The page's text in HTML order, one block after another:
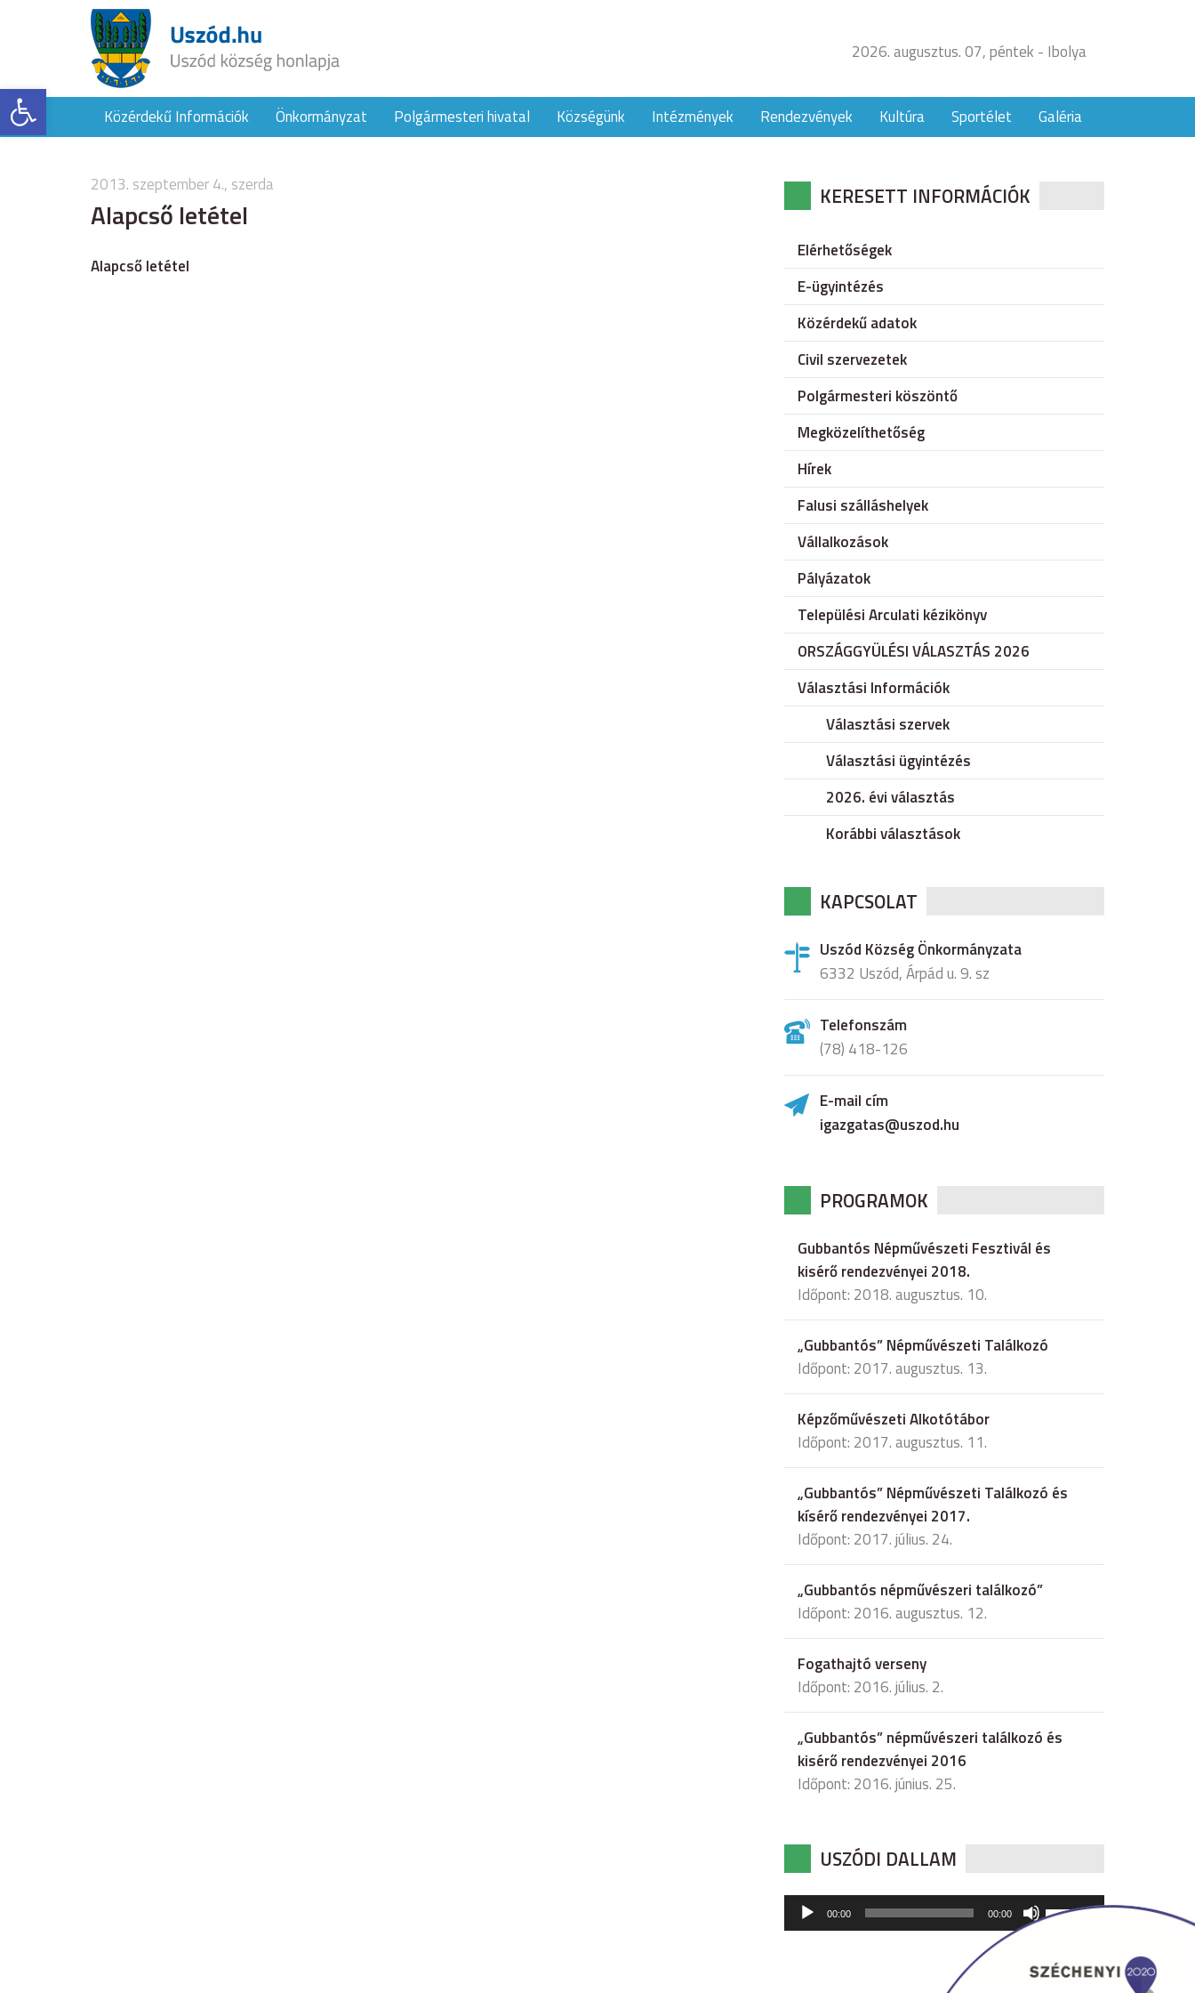
Eszköztár megnyitása
2026. augusztus. 07, péntek - Ibolya
Közérdekű Információk Önkormányzat Polgármesteri hivatal Községünk Intézmények Rendezvények Kultúra Sportélet Galéria
2013. szeptember 4., szerda
Alapcső letétel
Alapcső letétel
KERESETT INFORMÁCIÓK
Elérhetőségek
E-ügyintézés
Közérdekű adatok
Civil szervezetek
Polgármesteri köszöntő
Megközelíthetőség
Hírek
Falusi szálláshelyek
Vállalkozások
Pályázatok
Települési Arculati kézikönyv
ORSZÁGGYÜLÉSI VÁLASZTÁS 2026
Választási Információk
Választási szervek
Választási ügyintézés
2026. évi választás
Korábbi választások
KAPCSOLAT
Uszód Község Önkormányzata
6332 Uszód, Árpád u. 9. sz
Telefonszám
(78) 418-126
E-mail cím
igazgatas@uszod.hu
PROGRAMOK
Gubbantós Népművészeti Fesztivál és
kisérő rendezvényei 2018.
Időpont: 2018. augusztus. 10.
„Gubbantós” Népművészeti Találkozó
Időpont: 2017. augusztus. 13.
Képzőművészeti Alkotótábor
Időpont: 2017. augusztus. 11.
„Gubbantós” Népművészeti Találkozó és
kísérő rendezvényei 2017.
Időpont: 2017. július. 24.
„Gubbantós népművészeri találkozó”
Időpont: 2016. augusztus. 12.
Fogathajtó verseny
Időpont: 2016. július. 2.
„Gubbantós” népművészeri találkozó és
kisérő rendezvényei 2016
Időpont: 2016. június. 25.
USZÓDI DALLAM
Audió
lejátszó
00:00 00:00
hangerő
csökkentéséhez